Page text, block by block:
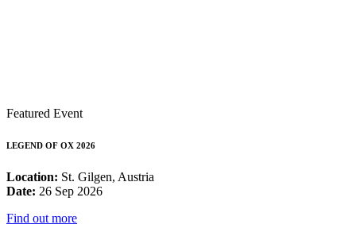
Featured Event
LEGEND OF OX 2026
Location: St. Gilgen, Austria
Date: 26 Sep 2026
Find out more